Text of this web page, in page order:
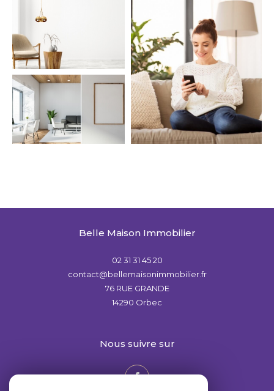
Belle Maison Immobilier
02 31 31 45 20
contact@bellemaisonimmobilier.fr
76 RUE GRANDE
14290
Orbec
nous suivre sur